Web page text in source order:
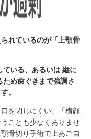
れているのが「上顎骨
ている、あるいは 縦に
め歯ぐきまで強調さ
。
を閉じにくい」「横顔
ことも少なくありませ
骨切り手術で上あご自